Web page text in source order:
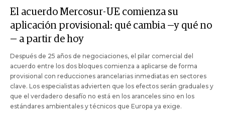
El acuerdo Mercosur-UE comienza su
aplicación provisional: qué cambia —y qué no
— a partir de hoy
Después de 25 años de negociaciones, el pilar comercial del
acuerdo entre los dos bloques comienza a aplicarse de forma
provisional con reducciones arancelarias inmediatas en sectores
clave. Los especialistas advierten que los efectos serán graduales y
que el verdadero desafío no está en los aranceles sino en los
estándares ambientales y técnicos que Europa ya exige.